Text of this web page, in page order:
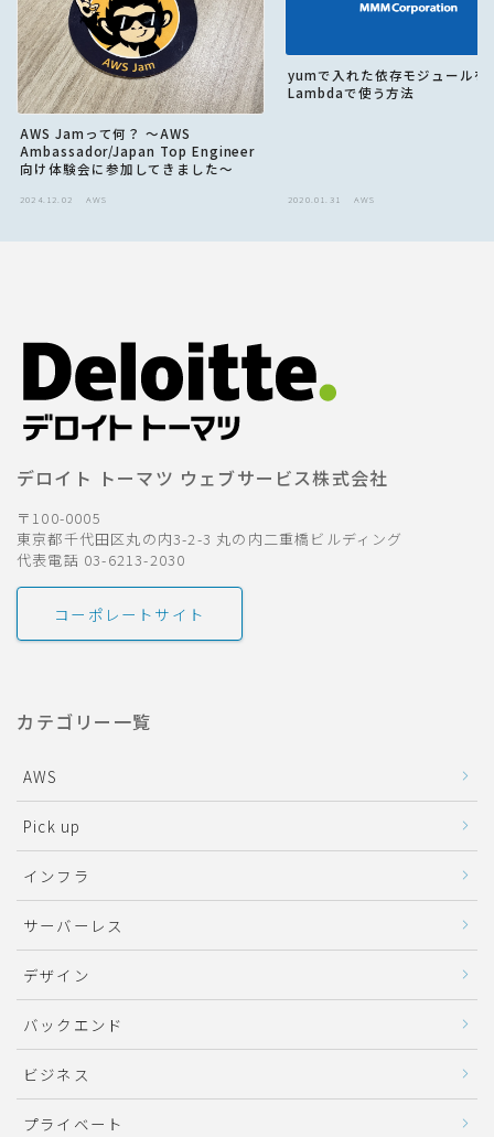
AWS Jamって何？ 〜AWS
Ambassador/Japan Top Engineer
向け体験会に参加してきました〜
2024.12.02 AWS
yumで入れた依存モジュールを
Lambdaで使う方法
2020.01.31 AWS
デロイト トーマツ ウェブサービス株式会社
〒100-0005
東京都千代田区丸の内3-2-3 丸の内二重橋ビルディング
代表電話 03-6213-2030
コーポレートサイト
カテゴリー一覧
AWS
Pick up
インフラ
サーバーレス
デザイン
バックエンド
ビジネス
プライベート